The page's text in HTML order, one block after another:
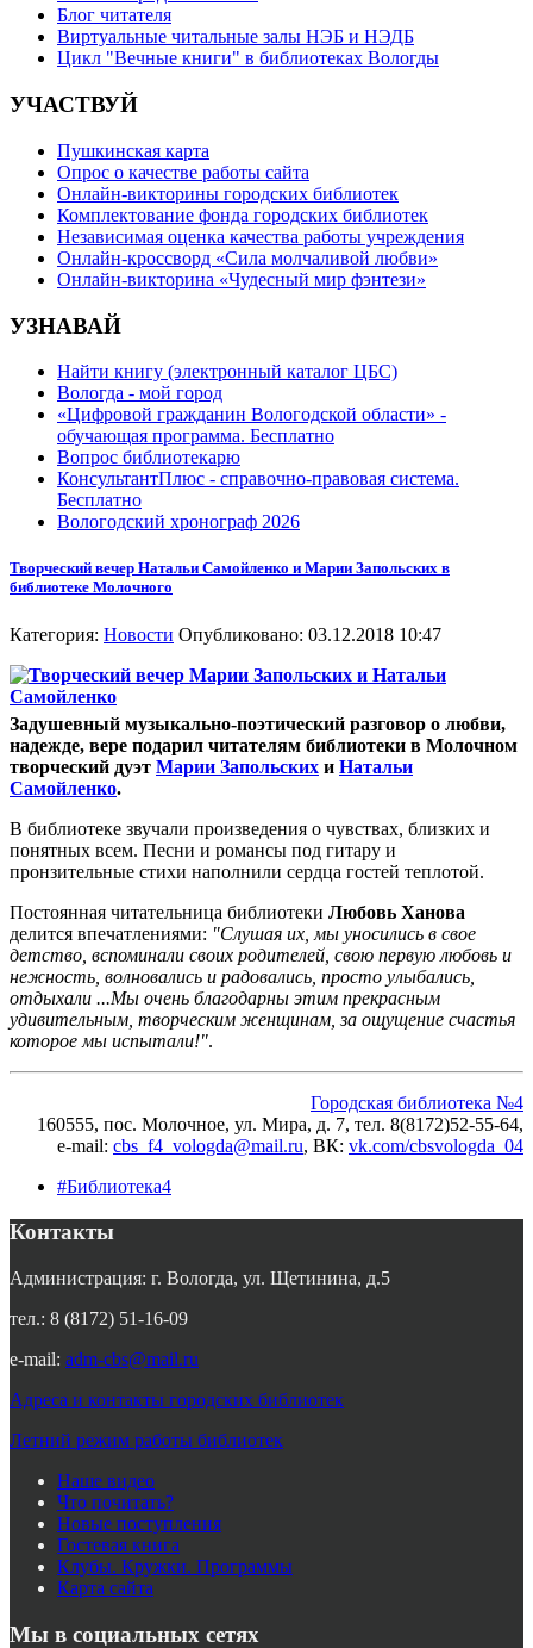
Блог читателя
Виртуальные читальные залы НЭБ и НЭДБ
Цикл "Вечные книги" в библиотеках Вологды
УЧАСТВУЙ
Пушкинская карта
Опрос о качестве работы сайта
Онлайн-викторины городских библиотек
Комплектование фонда городских библиотек
Независимая оценка качества работы учреждения
Онлайн-кроссворд «Сила молчаливой любви»
Онлайн-викторина «Чудесный мир фэнтези»
УЗНАВАЙ
Найти книгу (электронный каталог ЦБС)
Вологда - мой город
«Цифровой гражданин Вологодской области» -
обучающая программа. Бесплатно
Вопрос библиотекарю
КонсультантПлюс - справочно-правовая система.
Бесплатно
Вологодский хронограф 2026
Творческий вечер Натальи Самойленко и Марии Запольских в
библиотеке Молочного
Категория: Новости Опубликовано: 03.12.2018 10:47
Задушевный музыкально-поэтический разговор о любви,
надежде, вере подарил читателям библиотеки в Молочном
творческий дуэт Марии Запольских и Натальи
Самойленко.
В библиотеке звучали произведения о чувствах, близких и
понятных всем. Песни и романсы под гитару и
пронзительные стихи наполнили сердца гостей теплотой.
Постоянная читательница библиотеки Любовь Ханова
делится впечатлениями: "Слушая их, мы уносились в свое
детство, вспоминали своих родителей, свою первую любовь и
нежность, волновались и радовались, просто улыбались,
отдыхали ...Мы очень благодарны этим прекрасным
удивительным, творческим женщинам, за ощущение счастья
которое мы испытали!".
Городская библиотека №4
160555, пос. Молочное, ул. Мира, д. 7, тел. 8(8172)52-55-64,
e-mail: cbs_f4_vologda@mail.ru, ВК: vk.com/cbsvologda_04
#Библиотека4
Контакты
Администрация: г. Вологда, ул. Щетинина, д.5
тел.: 8 (8172) 51-16-09
e-mail: adm-cbs@mail.ru
Адреса и контакты городских библиотек
Летний режим работы библиотек
Наше видео
Что почитать?
Новые поступления
Гостевая книга
Клубы. Кружки. Программы
Карта сайта
Мы в социальных сетях